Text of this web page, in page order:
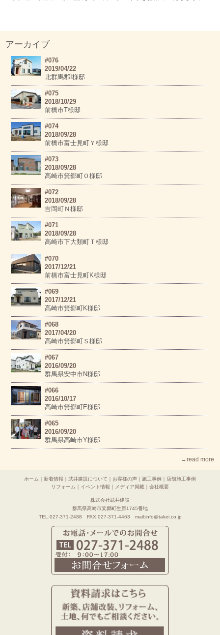
アーカイブ
#076
2019/04/22
北群馬郡I様邸
#075
2018/10/29
前橋市T様邸
#074
2018/09/28
前橋市富士見町Ｙ様邸
#073
2018/09/28
高崎市箕郷町Ｏ様邸
#072
2018/09/28
吉岡町Ｎ様邸
#071
2018/09/28
高崎市下大類町Ｔ様邸
#070
2017/12/21
前橋市富士見町K様邸
#069
2017/12/21
高崎市箕郷町K様邸
#068
2017/04/20
高崎市箕郷町Ｓ様邸
#067
2016/09/20
群馬県安中市N様邸
#066
2016/10/17
高崎市箕郷町E様邸
#065
2016/09/20
群馬県高崎市Y様邸
→read more
ホーム 新着情報 武井建設について お客様の声 施工事例
店舗施工事例
リフォーム
イベント情報 メディア掲載 会社概要
株式会社武井建設
群馬県高崎市箕郷町生原1745番地
TEL:027-371-2488 FAX:027-371-4463 mail:info@takei.co.jp